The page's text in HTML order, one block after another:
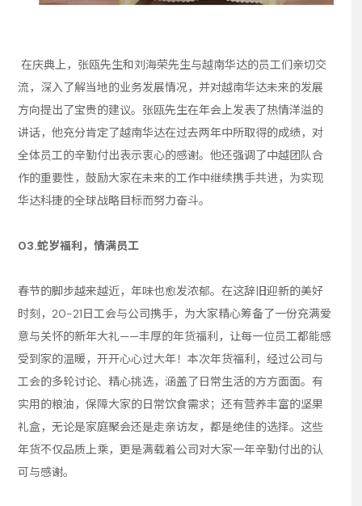
在庆典上，张瓯先生和刘海荣先生与越南华达的员工们亲切交
流，深入了解当地的业务发展情况，并对越南华达未来的发展
方向提出了宝贵的建议。张瓯先生在年会上发表了热情洋溢的
讲话，他充分肯定了越南华达在过去两年中所取得的成绩，对
全体员工的辛勤付出表示衷心的感谢。他还强调了中越团队合
作的重要性，鼓励大家在未来的工作中继续携手共进，为实现
华达科捷的全球战略目标而努力奋斗。
03.蛇岁福利，情满员工
春节的脚步越来越近，年味也愈发浓郁。在这辞旧迎新的美好
时刻，20-21日工会与公司携手，为大家精心筹备了一份充满爱
意与关怀的新年大礼——丰厚的年货福利，让每一位员工都能感
受到家的温暖，开开心心过大年！本次年货福利，经过公司与
工会的多轮讨论、精心挑选，涵盖了日常生活的方方面面。有
实用的粮油，保障大家的日常饮食需求；还有营养丰富的坚果
礼盒，无论是家庭聚会还是走亲访友，都是绝佳的选择。这些
年货不仅品质上乘，更是满载着公司对大家一年辛勤付出的认
可与感谢。